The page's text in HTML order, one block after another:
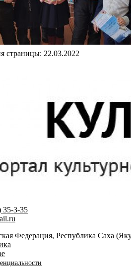
страницы: 22.03.2022
35-3-35
Федерация, Республика Саха